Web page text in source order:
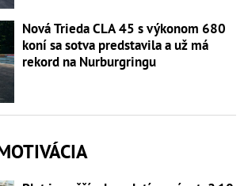
Nová Trieda CLA 45 s výkonom 680
koní sa sotva predstavila a už má
rekord na Nurburgringu